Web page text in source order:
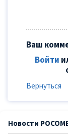
Ваш
Войти
Вернуться
Новости